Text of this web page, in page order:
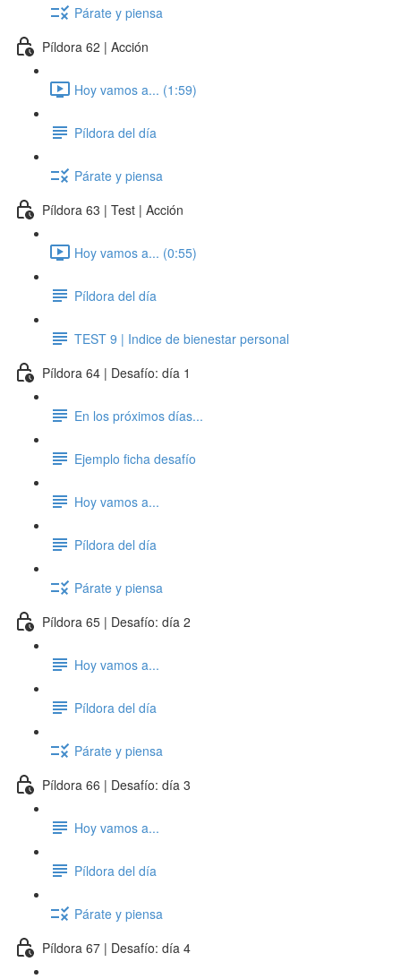
Párate y piensa
Píldora 62 | Acción
Hoy vamos a... (1:59)
Píldora del día
Párate y piensa
Píldora 63 | Test | Acción
Hoy vamos a... (0:55)
Píldora del día
TEST 9 | Indice de bienestar personal
Píldora 64 | Desafío: día 1
En los próximos días...
Ejemplo ficha desafío
Hoy vamos a...
Píldora del día
Párate y piensa
Píldora 65 | Desafío: día 2
Hoy vamos a...
Píldora del día
Párate y piensa
Píldora 66 | Desafío: día 3
Hoy vamos a...
Píldora del día
Párate y piensa
Píldora 67 | Desafío: día 4